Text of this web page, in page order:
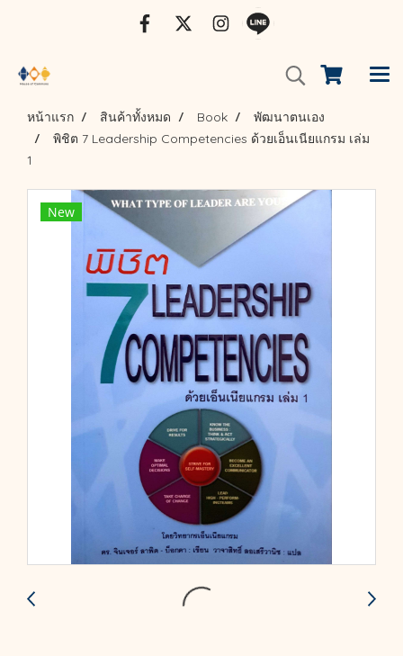
หน้าแรก สินค้าทั้งหมด Book
พัฒนาตนเอง
พิชิต 7 Leadership Competencies ด้วยเอ็นเนียแกรม เล่ม
1
New